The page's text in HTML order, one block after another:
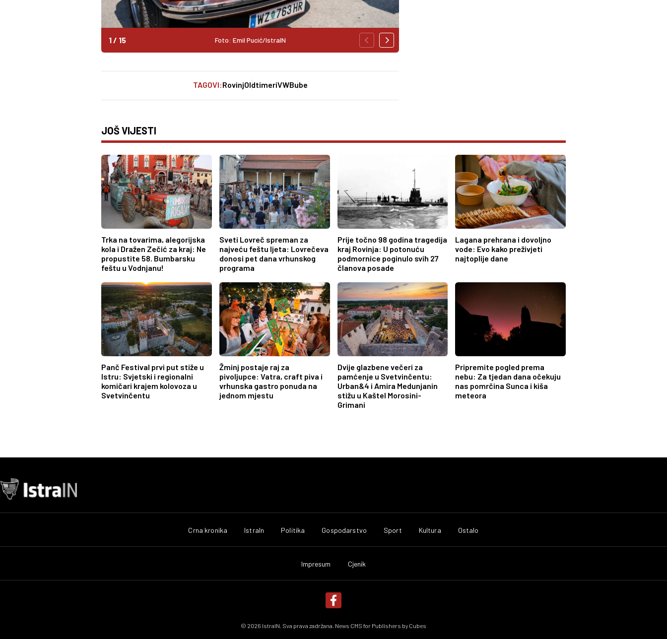
Foto: Emil Pucić/IstraIN
1/ 15
TAGOVI:RovinjOldtimeriVWBube
JOŠ VIJESTI
Trka na tovarima, alegorijska
kola i Dražen Zečić za kraj: Ne
propustite 58. Bumbarsku
feštu u Vodnjanu!
Sveti Lovreč spreman za
najveću feštu ljeta: Lovrečeva
donosi pet dana vrhunskog
programa
Prije točno 98 godina tragedija
kraj Rovinja: U potonuću
podmornice poginulo svih 27
članova posade
Lagana prehrana i dovoljno
vode: Evo kako preživjeti
najtoplije dane
Panč Festival prvi put stiže u
Istru: Svjetski i regionalni
komičari krajem kolovoza u
Svetvinčentu
Žminj postaje raj za
pivoljupce: Vatra, craft piva i
vrhunska gastro ponuda na
jednom mjestu
Dvije glazbene večeri za
pamćenje u Svetvinčentu:
Urban&4 i Amira Medunjanin
stižu u Kaštel Morosini-
Grimani
Pripremite pogled prema
nebu: Za tjedan dana očekuju
nas pomrčina Sunca i kiša
meteora
Crna kronika IstraIn Politika Gospodarstvo Sport Kultura Ostalo
Impresum Cjenik
© 2026 IstraIN. Sva prava zadržana. News CMS for Publishers by Cubes